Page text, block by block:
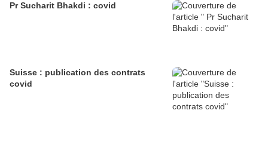
Pr Sucharit Bhakdi : covid
Suisse : publication des contrats
covid